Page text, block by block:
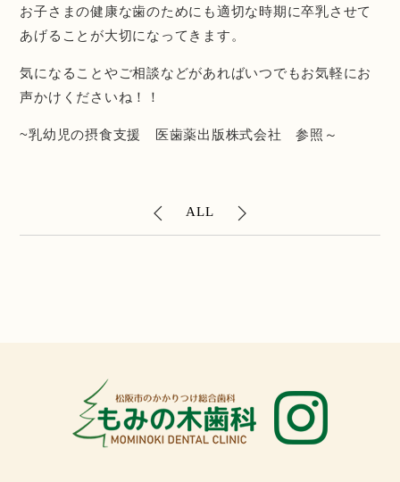
お子さまの健康な歯のためにも適切な時期に卒乳させて
あげることが大切になってきます。
気になることやご相談などがあればいつでもお気軽にお
声かけくださいね！！
~乳幼児の摂食支援 医歯薬出版株式会社 参照～
ALL